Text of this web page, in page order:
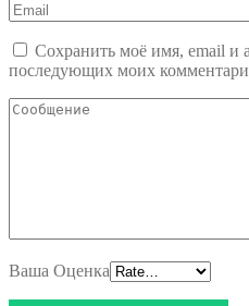
Сохранить моё имя, email и
последующих моих
Ваша Оценка